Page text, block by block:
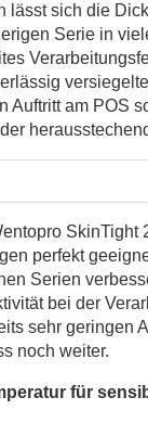
lässt sich die
Serie in
Auftritt am POS
SkinTight
perfekt
Serien
bei der
sehr geringen
noch weiter.
für